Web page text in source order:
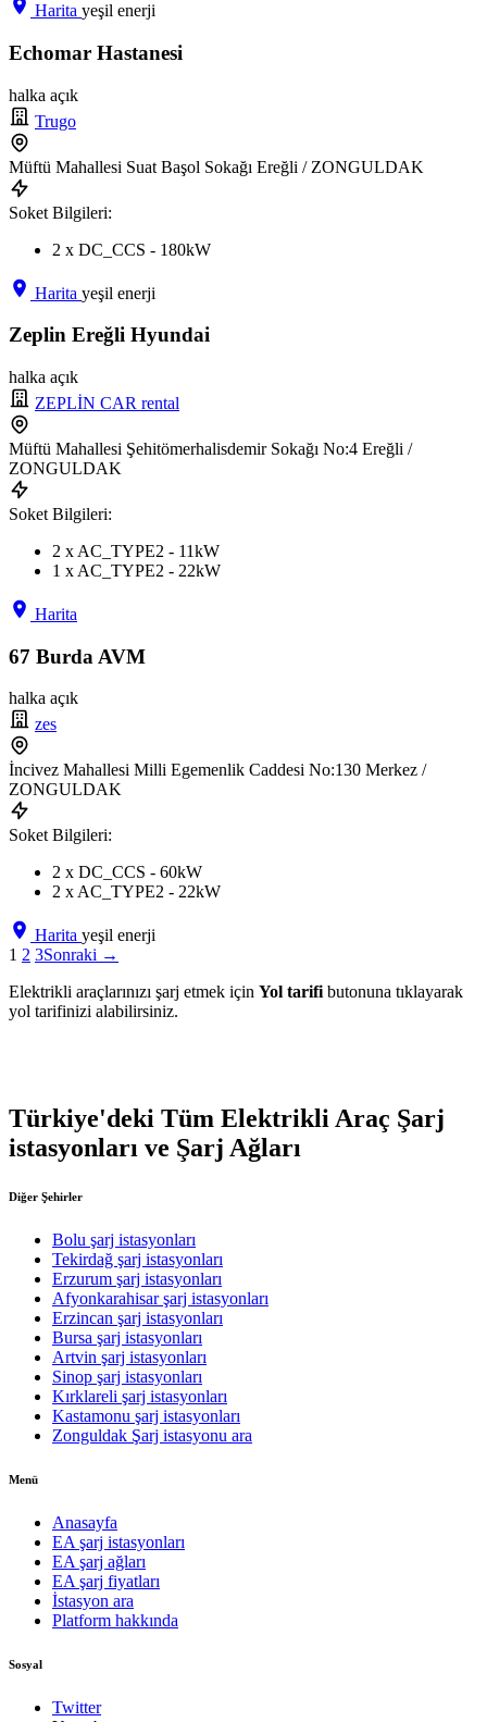
Harita yeşil enerji
Echomar Hastanesi
halka açık
Trugo
Müftü Mahallesi Suat Başol Sokağı Ereğli / ZONGULDAK
Soket Bilgileri:
2 x DC_CCS - 180kW
Harita yeşil enerji
Zeplin Ereğli Hyundai
halka açık
ZEPLİN CAR rental
Müftü Mahallesi Şehitömerhalisdemir Sokağı No:4 Ereğli /
ZONGULDAK
Soket Bilgileri:
2 x AC_TYPE2 - 11kW
1 x AC_TYPE2 - 22kW
Harita
67 Burda AVM
halka açık
zes
İncivez Mahallesi Milli Egemenlik Caddesi No:130 Merkez /
ZONGULDAK
Soket Bilgileri:
2 x DC_CCS - 60kW
2 x AC_TYPE2 - 22kW
Harita yeşil enerji
1 2 3Sonraki →
Elektrikli araçlarınızı şarj etmek için Yol tarifibutonuna tıklayarak
yol tarifinizi alabilirsiniz.
Türkiye'deki Tüm Elektrikli Araç Şarj
istasyonları ve Şarj Ağları
Diğer Şehirler
Bolu şarj istasyonları
Tekirdağ şarj istasyonları
Erzurum şarj istasyonları
Afyonkarahisar şarj istasyonları
Erzincan şarj istasyonları
Bursa şarj istasyonları
Artvin şarj istasyonları
Sinop şarj istasyonları
Kırklareli şarj istasyonları
Kastamonu şarj istasyonları
Zonguldak Şarj istasyonu ara
Menü
Anasayfa
EA şarj istasyonları
EA şarj ağları
EA şarj fiyatları
İstasyon ara
Platform hakkında
Sosyal
Twitter